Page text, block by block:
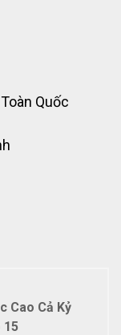
Quốc
Cao Cả Kỷ
15